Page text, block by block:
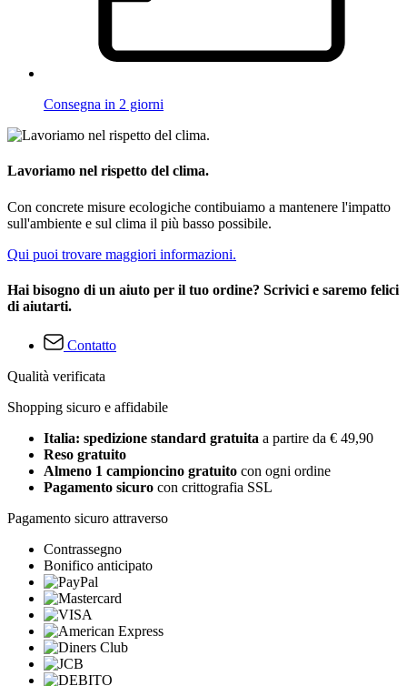
Consegna in 2 giorni
Lavoriamo nel rispetto del clima.
Con concrete misure ecologiche contibuiamo a mantenere l'impatto
sull'ambiente e sul clima il più basso possibile.
Qui puoi trovare maggiori informazioni.
Hai bisogno di un aiuto per il tuo ordine? Scrivici e saremo felici
di aiutarti.
Contatto
Qualità verificata
Shopping sicuro e affidabile
Italia: spedizione standard gratuita a partire da € 49,90
Reso gratuito
Almeno 1 campioncino gratuito con ogni ordine
Pagamento sicuro con crittografia SSL
Pagamento sicuro attraverso
Contrassegno
Bonifico anticipato